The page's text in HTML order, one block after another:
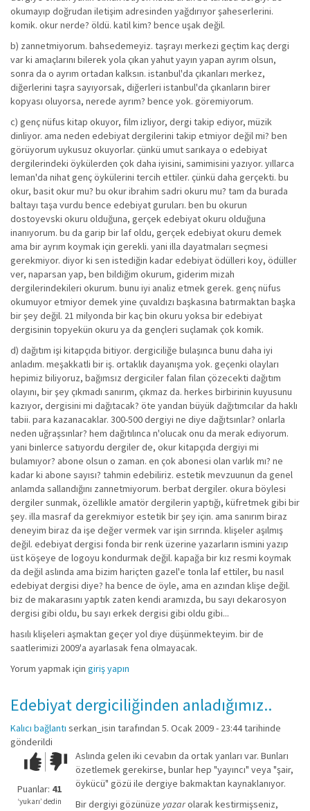
okumayıp doğrudan iletişim adresinden yağdırıyor şaheserlerini.
komik. okur nerde? öldü. katil kim? bence uşak değil.
b) zannetmiyorum. bahsedemeyiz. taşrayı merkezi geçtim kaç dergi
var ki amaçlarını bilerek yola çıkan yahut yayın yapan ayrım olsun,
sonra da o ayrım ortadan kalksın. istanbul'da çıkanları merkez,
diğerlerini taşra sayıyorsak, diğerleri istanbul'da çıkanların birer
kopyası oluyorsa, nerede ayrım? bence yok. göremiyorum.
c) genç nüfus kitap okuyor, film izliyor, dergi takip ediyor, müzik
dinliyor. ama neden edebiyat dergilerini takip etmiyor değil mi? ben
görüyorum uykusuz okuyorlar. çünkü umut sarıkaya o edebiyat
dergilerindeki öykülerden çok daha iyisini, samimisini yazıyor. yıllarca
leman'da nihat genç öykülerini tercih ettiler. çünkü daha gerçekti. bu
okur, basit okur mu? bu okur ibrahim sadri okuru mu? tam da burada
baltayı taşa vurdu bence edebiyat guruları. ben bu okurun
dostoyevski okuru olduğuna, gerçek edebiyat okuru olduğuna
inanıyorum. bu da garip bir laf oldu, gerçek edebiyat okuru demek
ama bir ayrım koymak için gerekli. yani illa dayatmaları seçmesi
gerekmiyor. diyor ki sen istediğin kadar edebiyat ödülleri koy, ödüller
ver, naparsan yap, ben bildiğim okurum, giderim mizah
dergilerindekileri okurum. bunu iyi analiz etmek gerek. genç nüfus
okumuyor etmiyor demek yine çuvaldızı başkasına batırmaktan başka
bir şey değil. 21 milyonda bir kaç bin okuru yoksa bir edebiyat
dergisinin topyekün okuru ya da gençleri suçlamak çok komik.
d) dağıtım işi kitapçıda bitiyor. dergiciliğe bulaşınca bunu daha iyi
anladım. meşakkatli bir iş. ortaklık dayanışma yok. geçenki olayları
hepimiz biliyoruz, bağımsız dergiciler falan filan çözecekti dağıtım
olayını, bir şey çıkmadı sanırım, çıkmaz da. herkes birbirinin kuyusunu
kazıyor, dergisini mi dağıtacak? öte yandan büyük dağıtımcılar da haklı
tabii. para kazanacaklar. 300-500 dergiyi ne diye dağıtsınlar? onlarla
neden uğraşsınlar? hem dağıtılınca n'olucak onu da merak ediyorum.
yani binlerce satıyordu dergiler de, okur kitapçıda dergiyi mi
bulamıyor? abone olsun o zaman. en çok abonesi olan varlık mı? ne
kadar ki abone sayısı? tahmin edebiliriz. estetik mevzuunun da genel
anlamda sallandığını zannetmiyorum. berbat dergiler. okura böylesi
dergiler sunmak, özellikle amatör dergilerin yaptığı, küfretmek gibi bir
şey. illa masraf da gerekmiyor estetik bir şey için. ama sanırım biraz
deneyim biraz da işe değer vermek var işin sırrında. klişeler aşılmış
değil. edebiyat dergisi fonda bir renk üzerine yazarların ismini yazıp
üst köşeye de logoyu kondurmak değil. kapağa bir kız resmi koymak
da değil aslında ama bizim hariçten gazel'e tonla laf ettiler, bu nasıl
edebiyat dergisi diye? ha bence de öyle, ama en azından klişe değil.
biz de makarasını yaptık zaten kendi aramızda, bu sayı dekarosyon
dergisi gibi oldu, bu sayı erkek dergisi gibi oldu gibi...
hasılı klişeleri aşmaktan geçer yol diye düşünmekteyim. bir de
saatlerimizi 2009'a ayarlasak fena olmayacak.
Yorum yapmak için giriş yapın
Edebiyat dergiciliğinden anladığımız..
Kalıcı bağlantı serkan_isin tarafından 5. Ocak 2009 - 23:44 tarihinde
gönderildi
Çok iyi!O
kadar
iyi
değil!
Puanlar: 41
‘yukarı’ dedin
Aslında gelen iki cevabın da ortak yanları var. Bunları
özetlemek gerekirse, bunlar hep "yayıncı" veya "şair,
öykücü" gözü ile dergiye bakmaktan kaynaklanıyor.
Bir dergiyi gözünüze yazarolarak kestirmişseniz,